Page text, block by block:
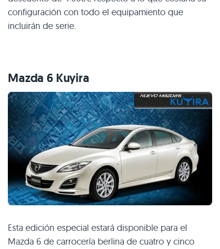
configuración con todo el equipamiento que
incluirán de serie.
Mazda 6 Kuyira
Esta edición especial estará disponible para el
Mazda 6 de carrocería berlina de cuatro y cinco